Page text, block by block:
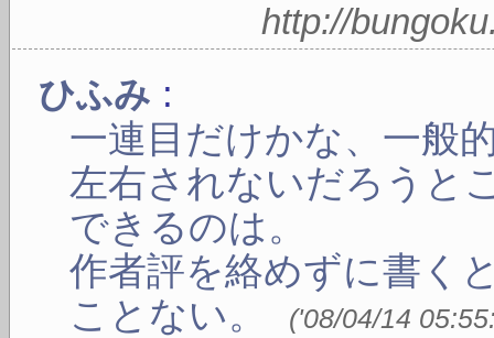
http://
ひふみ :
一連目だけかな、一般
左右されないだろうと
できるのは。
作者評を絡めずに書く
ことない。
('08/04/14